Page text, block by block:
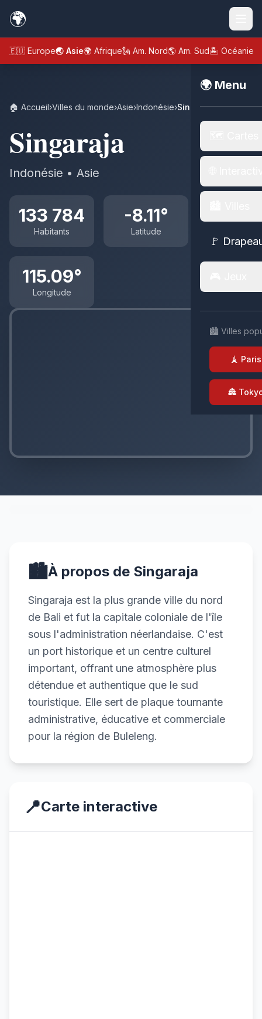
🌍
🇪🇺 Europe🌏 Asie🌍 Afrique🗽 Am. Nord🌎 Am. Sud🏝️ Océanie
🌍 Menu
🚩
🏙️ Villes
🗼 Paris
🏯
🏠 Accueil›Villes du monde›Asie›Indonésie›Singaraja
Singaraja
Indonésie • Asie
133 784
Habitants
-8.11°
Latitude
115.09°
Longitude
🏙️À propos de Singaraja
Singaraja est la plus grande ville du nord
de Bali et fut la capitale coloniale de l'île
sous l'administration néerlandaise. C'est
un port historique et un centre culturel
important, offrant une atmosphère plus
détendue et authentique que le sud
touristique. Elle sert de plaque tournante
administrative, éducative et commerciale
pour la région de Buleleng.
📍Carte interactive